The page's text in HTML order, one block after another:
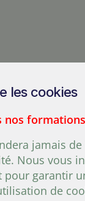
200, chemin
les cookies
nos
jamais
Nous vous
pour garantir
de